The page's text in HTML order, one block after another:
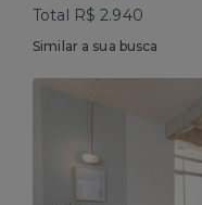
Total R$ 2.940
Similar a sua busca